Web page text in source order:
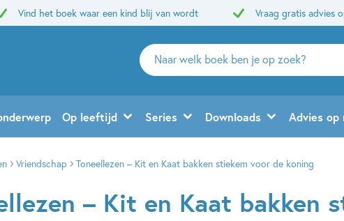
Vind het boek waar een kind blij van wordt Vraag gratis advies
Zoeken
naar
en
uitgevers
Op leeftijd Series Downloads Advies op
Vriendschap Toneellezen – Kit en Kaat bakken stiekem voor de koning
– Kit en Kaat bakken